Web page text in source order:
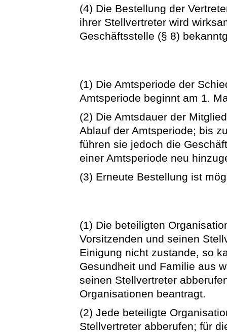
(4) Die Bestellung der
ihrer Stellvertreter wird
Geschäftsstelle (§ 8)
(1) Die Amtsperiode der
Amtsperiode beginnt am 1.
(2) Die Amtsdauer der
Ablauf der Amtsperiode; bis
führen sie jedoch die
einer Amtsperiode neu
(3) Erneute Bestellung ist
(1) Die beteiligten
Vorsitzenden und seinen
Einigung nicht zustande, so
Gesundheit und Familie aus
seinen Stellvertreter
Organisationen beantragt.
(2) Jede beteiligte
Stellvertreter abberufen; für